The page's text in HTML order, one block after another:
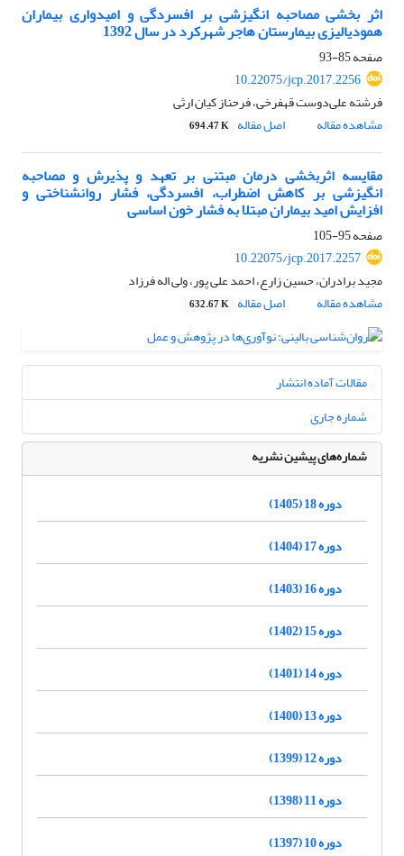
اثر بخشی مصاحبه انگیزشی بر افسردگی و امیدواری بیماران
همودیالیزی بیمارستان هاجر شهرکرد در سال 1392
صفحه85-93
10.22075/jcp.2017.2256
فرشته علی‌دوست قهفرخی، فرحناز کیان ارثی
مشاهده مقاله
اصل مقاله 694.47 K
مقایسه اثربخشی درمان مبتنی بر تعهد و پذیرش و مصاحبه
انگیزشی بر کاهش اضطراب، افسردگی، فشار روانشناختی و
افزایش امید بیماران مبتلا به فشار خون اساسی
صفحه95-105
10.22075/jcp.2017.2257
مجید برادران، حسین زارع، احمد علی پور، ولی اله فرزاد
مشاهده مقاله
اصل مقاله 632.67 K
مقالات آماده انتشار
شماره جاری
شماره‌های پیشین نشریه
دوره 18 (1405)
دوره 17 (1404)
دوره 16 (1403)
دوره 15 (1402)
دوره 14 (1401)
دوره 13 (1400)
دوره 12 (1399)
دوره 11 (1398)
دوره 10 (1397)